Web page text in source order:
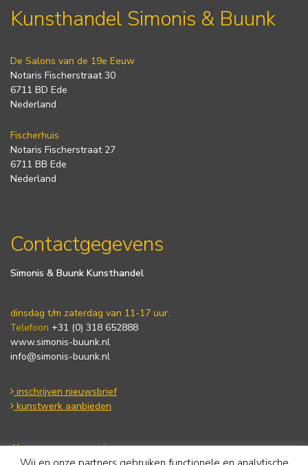
Kunsthandel Simonis & Buunk
De Salons van de 19e Eeuw
Notaris Fischerstraat 30
6711 BD Ede
Nederland
Fischerhuis
Notaris Fischerstraat 27
6711 BB Ede
Nederland
Contactgegevens
Simonis & Buunk Kunsthandel
dinsdag t/m zaterdag van 11-17 uur.
Telefoon +31 (0) 318 652888
www.simonis-buunk.nl
info@simonis-buunk.nl
inschrijven nieuwsbrief
kunstwerk aanbieden
Algemene voorwaarden
Privacy statement